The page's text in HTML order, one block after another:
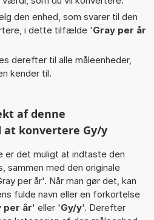
den enhed, som svarer til den
i dette tilfælde 'Gray per år
derefter til alle måleenheder,
kender til.
af denne
konvertere Gy/y
er det muligt at indtaste den
sammen med den originale
per år'. Når man gør det, kan
fulde navn eller en forkortelse
per år' eller 'Gy/y'. Derefter